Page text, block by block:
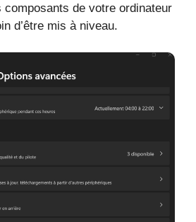
composants de votre ordinateur
d’être mis à niveau.